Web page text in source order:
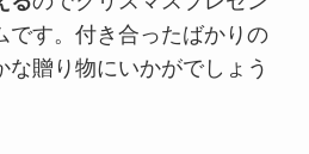
です。付き合ったばかりの
贈り物にいかがでしょう